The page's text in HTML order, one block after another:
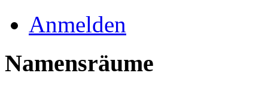
Anmelden
Namensräume